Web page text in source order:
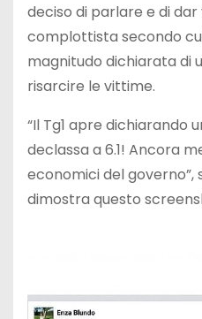
deciso di parlare e di
complottista secondo
magnitudo dichiarata di
risarcire le vittime.
“Il Tg1 apre dichiarando
declassa a 6.1! Ancora
economici del governo”,
dimostra questo